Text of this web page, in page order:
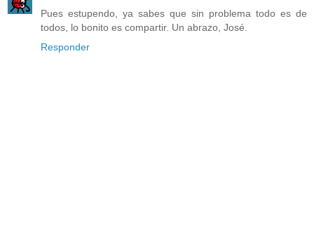
Pues estupendo, ya sabes que sin problema todo es de
todos, lo bonito es compartir. Un abrazo, José.
Responder